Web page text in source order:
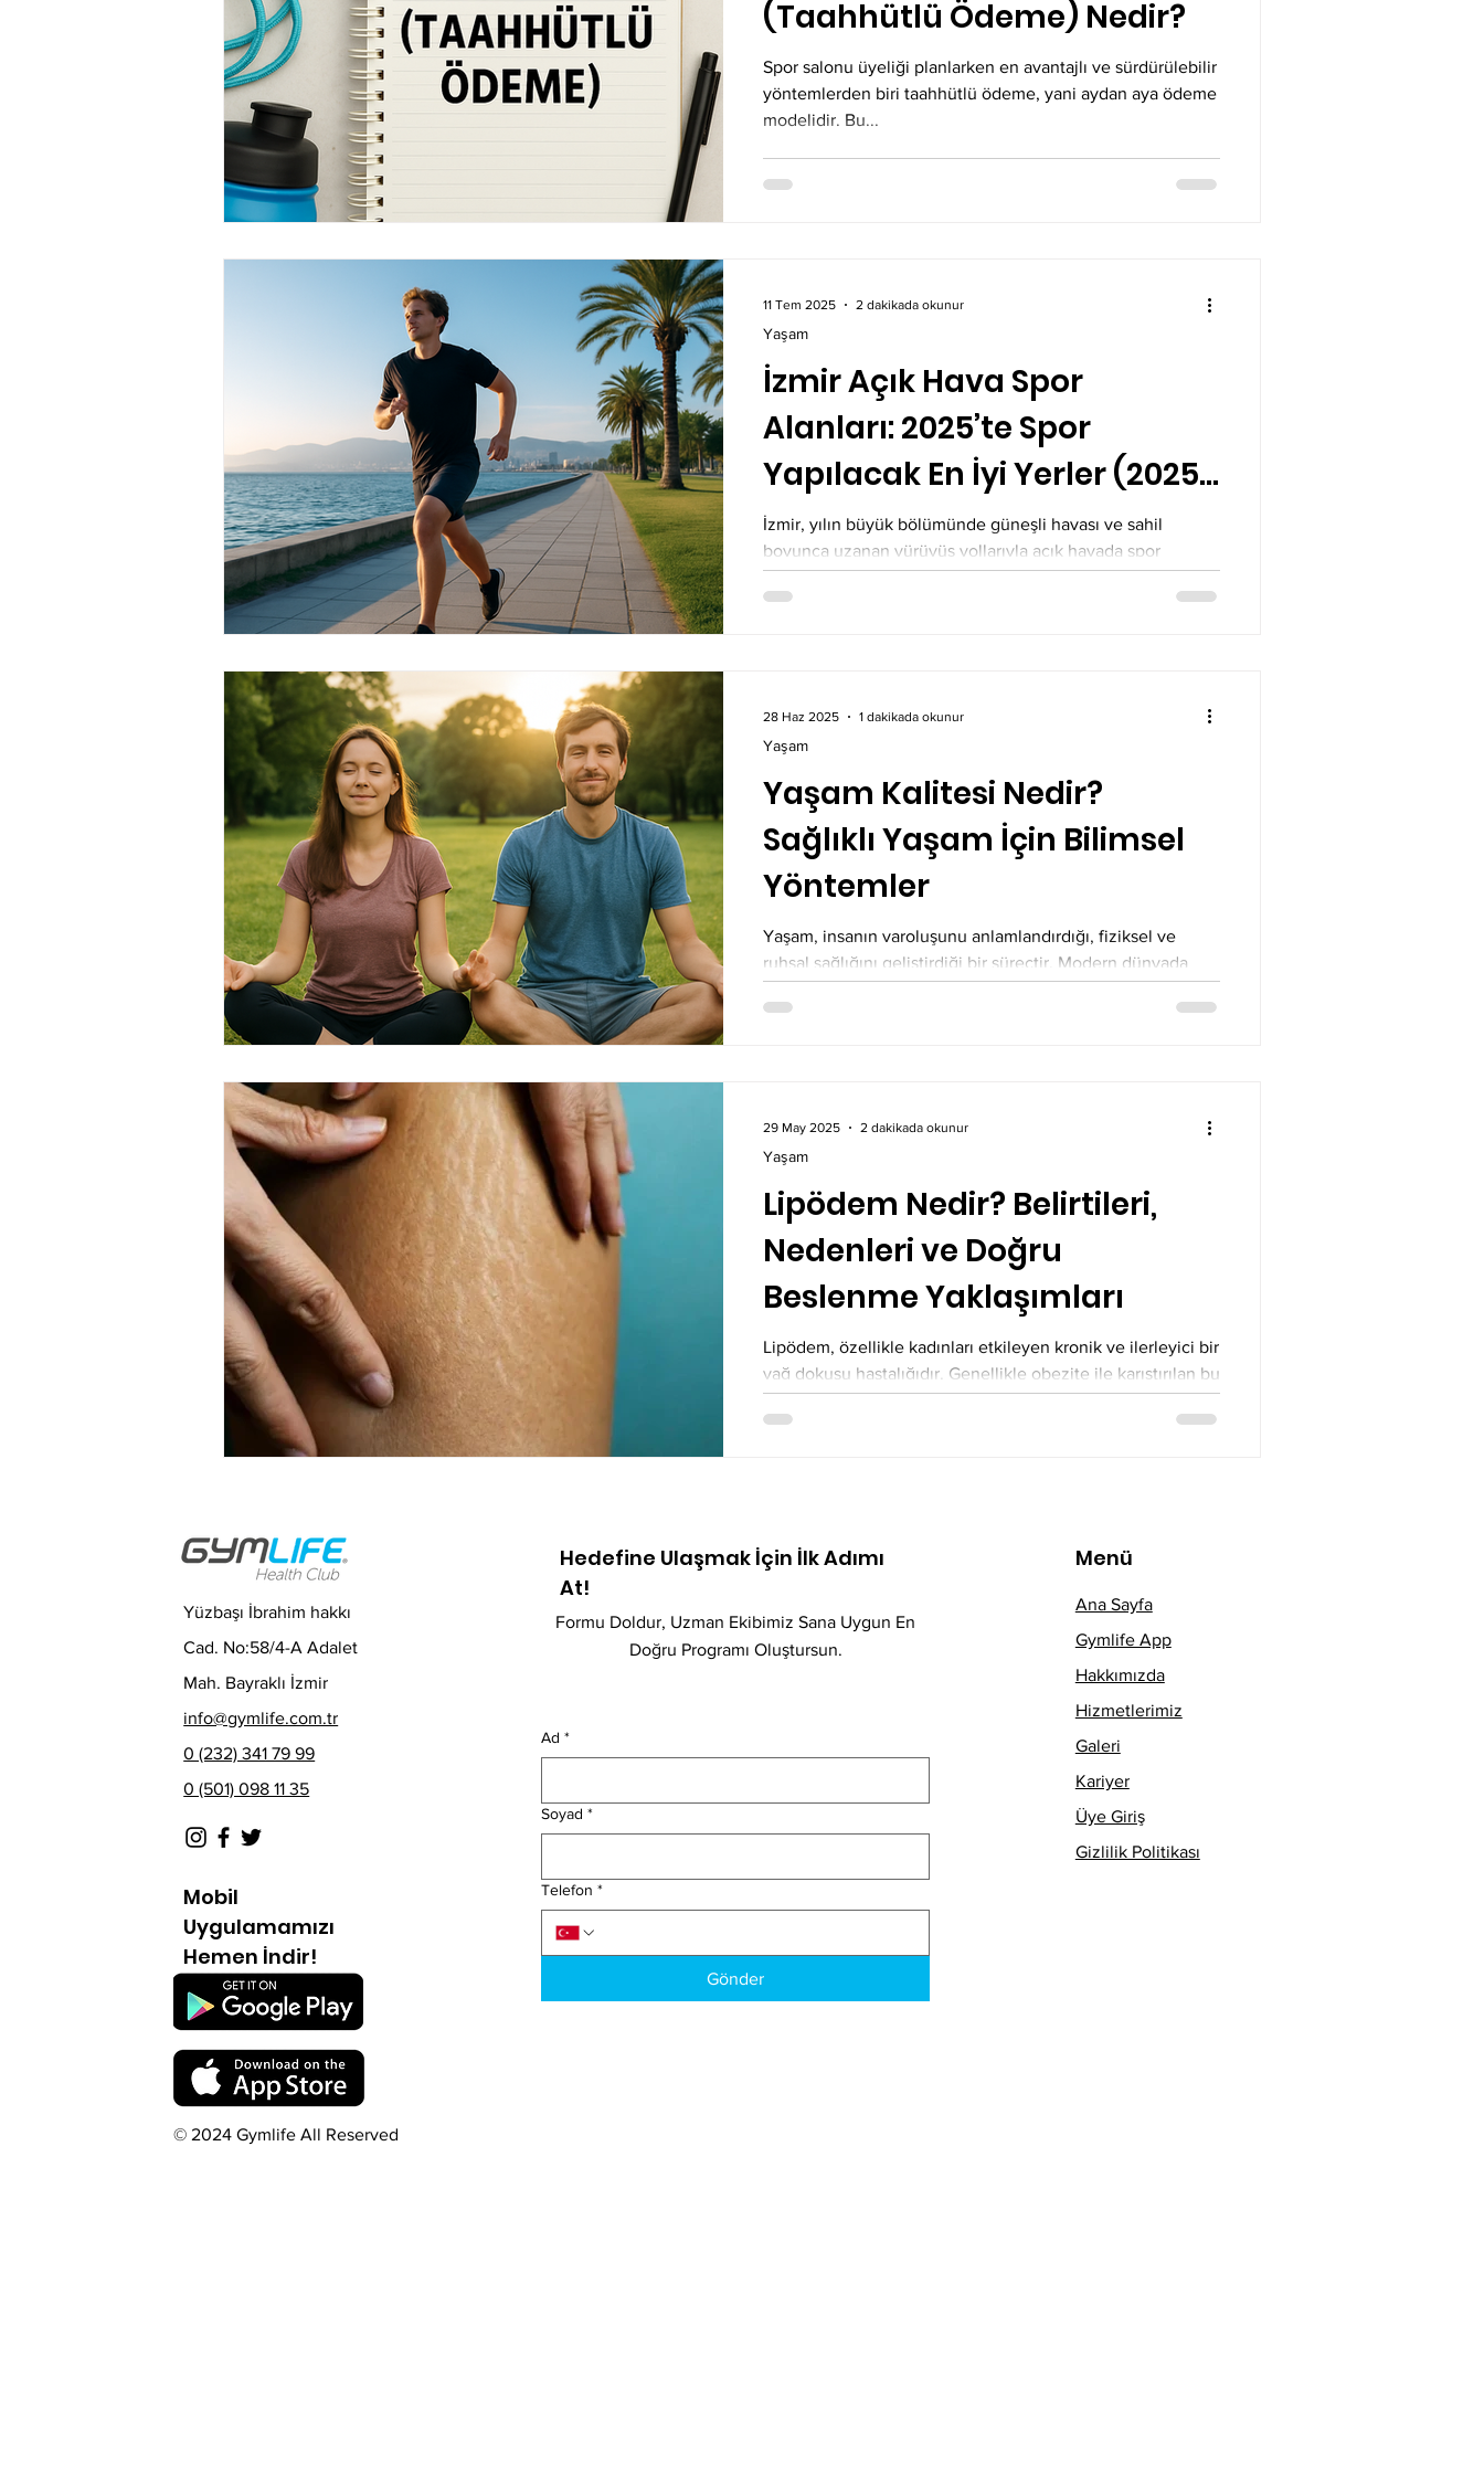
(Taahhütlü Ödeme) Nedir?
Spor salonu üyeliği planlarken en avantajlı ve sürdürülebilir
yöntemlerden biri taahhütlü ödeme, yani aydan aya ödeme
modelidir. Bu...
İzmir Açık Hava Spor
Alanları: 2025’te Spor
Yapılacak En İyi Yerler (2025
Güncel Rehber)
İzmir, yılın büyük bölümünde güneşli havası ve sahil
boyunca uzanan yürüyüş yollarıyla açık havada spor
yapmak için Türkiye’nin en ideal...
Yaşam
11 Tem 2025 2 dakikada okunur
Yaşam Kalitesi Nedir?
Sağlıklı Yaşam İçin Bilimsel
Yöntemler
Yaşam, insanın varoluşunu anlamlandırdığı, fiziksel ve
ruhsal sağlığını geliştirdiği bir süreçtir. Modern dünyada
Yaşam
28 Haz 2025 1 dakikada okunur
Lipödem Nedir? Belirtileri,
Nedenleri ve Doğru
Beslenme Yaklaşımları
Lipödem, özellikle kadınları etkileyen kronik ve ilerleyici bir
yağ dokusu hastalığıdır. Genellikle obezite ile karıştırılan bu
durum,...
Yaşam
29 May 2025 2 dakikada okunur
Yüzbaşı İbrahim hakkı
Cad. No:58/4-A Adalet
Mah. Bayraklı İzmir
info@gymlife.com.tr
0 (232) 341 79 99
0 (501) 098 11 35
Mobil
Uygulamamızı
Hemen İndir!
© 2024 Gymlife All Reserved
Hedefine Ulaşmak İçin İlk Adımı
At!
Formu Doldur, Uzman Ekibimiz Sana Uygun En
Doğru Programı Oluştursun.
Ad *
Soyad *
Telefon *
Gönder
Menü
Ana Sayfa
Gymlife App
Hakkımızda
Hizmetlerimiz
Galeri
Kariyer
Üye Giriş
Gizlilik Politikası